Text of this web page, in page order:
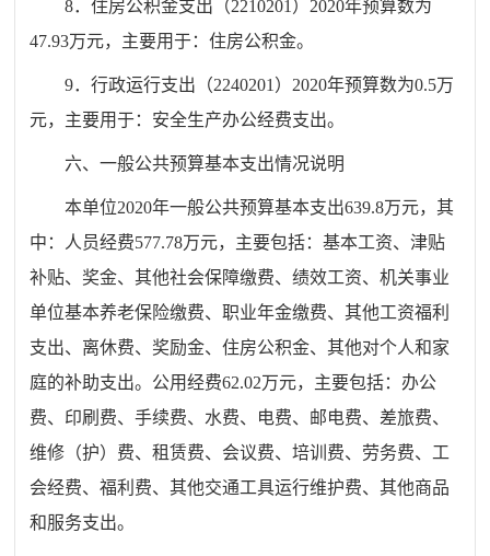
8．住房公积金支出 （2210201 ） 2020年预算数为
47.93万元， 主要用于：住房公积金。
9．行政运行支出 （2240201 ） 2020年预算数为0.5万
元， 主要用于：安全生产办公经费支出。
六、一般公共预算基本支出情况说明
本单位2020年一般公共预算基本支出639.8万元，其
中：人员经费577.78万元，主要包括：基本工资、津贴
补贴、奖金、其他社会保障缴费、绩效工资、机关事业
单位基本养老保险缴费、职业年金缴费、其他工资福利
支出、离休费、奖励金、住房公积金、其他对个人和家
庭的补助支出。公用经费62.02万元，主要包括：办公
费、印刷费、手续费、水费、电费、邮电费、差旅费、
维修（护）费、租赁费、会议费、培训费、劳务费、工
会经费、福利费、其他交通工具运行维护费、其他商品
和服务支出。